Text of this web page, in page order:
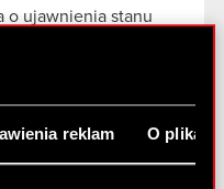
reklam O
o ujawnienia stanu
znacznego pakietu